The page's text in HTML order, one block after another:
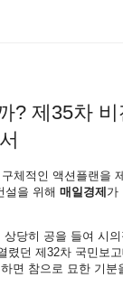
? 제35차 비
체적인 액션플랜을
설을 위해 매일경제가
당히 공을 들여 시
렸던 제32차 국민보고
면 참으로 묘한 기분